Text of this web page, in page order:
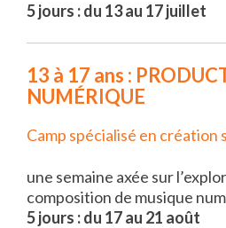
5 jours : du 13 au 17 juillet
13 à 17 ans :
NUMÉRIQUE
Camp spécialisé en création
une semaine axée sur
composition de musique
5 jours : du 17 au 21 août